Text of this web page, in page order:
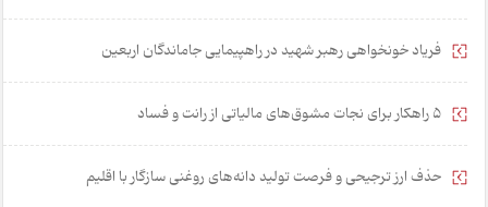
فریاد خونخواهی رهبر شهید در راهپیمایی جاماندگان اربعین
۵ راهکار برای نجات مشوق‌های مالیاتی از رانت و فساد
حذف ارز ترجیحی و فرصت تولید دانه‌های روغنی سازگار با اقلیم